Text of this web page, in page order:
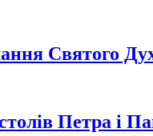
Святого
Петра і